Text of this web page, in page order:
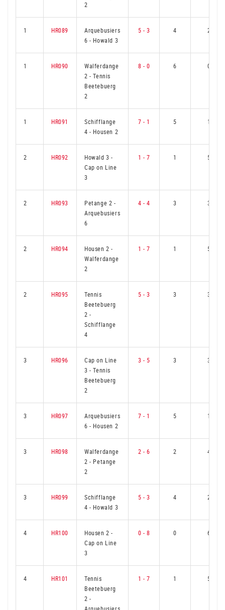
2
1 HR089
Arquebusiers
6- Howald 3
5 - 3 4 2
1 HR090
Walferdange
2-Tennis
Beetebuerg
2
8 - 0 6 0
1 HR091
Schifflange
4- Housen 2
7 - 1 5 1
2 HR092 Howald 3-
Cap on Line
3
1 - 7 1 5
2 HR093 Petange 2 -
Arquebusiers
6
4 - 4 3 3
2 HR094 Housen 2-
Walferdange
2
1 - 7 1 5
2 HR095
Tennis
Beetebuerg
2-
Schifflange
4
5 - 3 3 3
3 HR096
Cap on Line
3-Tennis
Beetebuerg
2
3 - 5 3 3
3 HR097
Arquebusiers
6- Housen 2
7 - 1 5 1
3 HR098
Walferdange
2- Petange
2
2 - 6 2 4
3 HR099
Schifflange
4- Howald 3
5 - 3 4 2
4 HR100 Housen 2-
Cap on Line
3
0 - 8 0 6
4 HR101
Tennis
Beetebuerg
2-
1 - 7 1 5